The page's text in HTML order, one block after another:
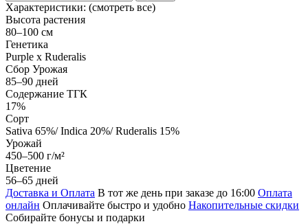
Характеристики: (смотреть все)
Высота растения
80–100 см
Генетика
Purple x Ruderalis
Сбор Урожая
85–90 дней
Содержание ТГК
17%
Сорт
Sativa 65%/ Indica 20%/ Ruderalis 15%
Урожай
450–500 г/м²
Цветение
56–65 дней
Доставка и Оплата В тот же день при заказе до 16:00 Оплата
онлайн Оплачивайте быстро и удобно Накопительные скидки
Собирайте бонусы и подарки